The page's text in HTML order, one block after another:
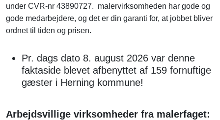
under CVR-nr 43890727. malervirksomheden har gode og
gode medarbejdere, og det er din garanti for, at jobbet bliver
ordnet til tiden og prisen.
Pr. dags dato 8. august 2026 var denne
faktaside blevet afbenyttet af 159 fornuftige
gæster i Herning kommune!
Arbejdsvillige virksomheder fra malerfaget: